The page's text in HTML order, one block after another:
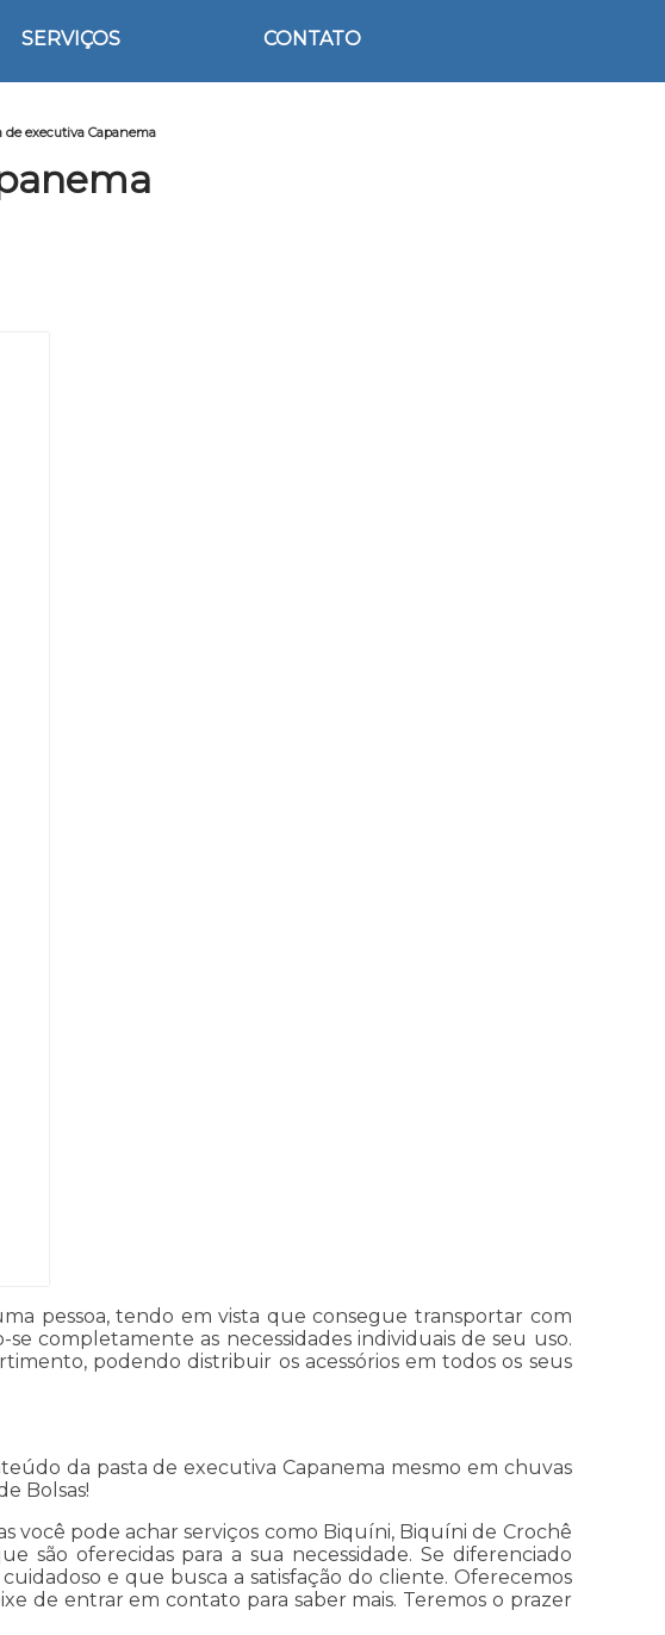
SERVIÇOS CONTATO
de executiva Capanema
pessoa, tendo em vista que consegue transportar com
completamente as necessidades individuais de seu uso.
podendo distribuir os acessórios em todos os seus
da pasta de executiva Capanema mesmo em chuvas
Bolsas!
você pode achar serviços como Biquíni, Biquíni de Crochê
são oferecidas para a sua necessidade. Se diferenciado
e que busca a satisfação do cliente. Oferecemos
de entrar em contato para saber mais. Teremos o prazer